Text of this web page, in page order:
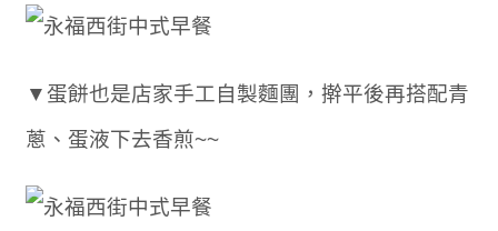
▼蛋餅也是店家手工自製麵團，擀平後再搭配青
蔥、蛋液下去香煎~~